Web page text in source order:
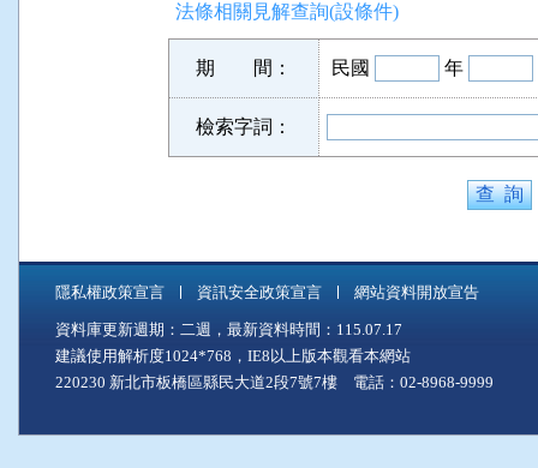
法條相關見解查詢(設條件)
期 間： 民國 年
檢索字詞：
隱私權政策宣言 資訊安全政策宣言 網站資料開放宣告
資料庫更新週期：二週，最新資料時間：115.07.17
建議使用解析度1024*768，IE8以上版本觀看本網站
220230 新北市板橋區縣民大道2段7號7樓 電話：02-8968-9999